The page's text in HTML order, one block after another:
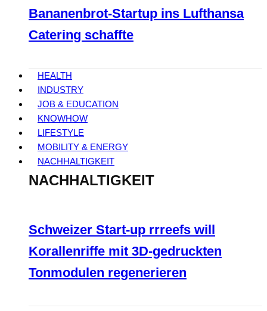
Bananenbrot-Startup ins Lufthansa
Catering schaffte
HEALTH
INDUSTRY
JOB & EDUCATION
KNOWHOW
LIFESTYLE
MOBILITY & ENERGY
NACHHALTIGKEIT
NACHHALTIGKEIT
Schweizer Start-up rrreefs will
Korallenriffe mit 3D-gedruckten
Tonmodulen regenerieren